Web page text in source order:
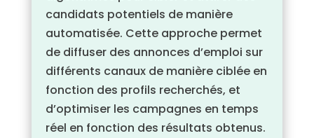
candidats potentiels de manière
automatisée. Cette approche permet
de diffuser des annonces d’emploi sur
différents canaux de manière ciblée en
fonction des profils recherchés, et
d’optimiser les campagnes en temps
réel en fonction des résultats obtenus.